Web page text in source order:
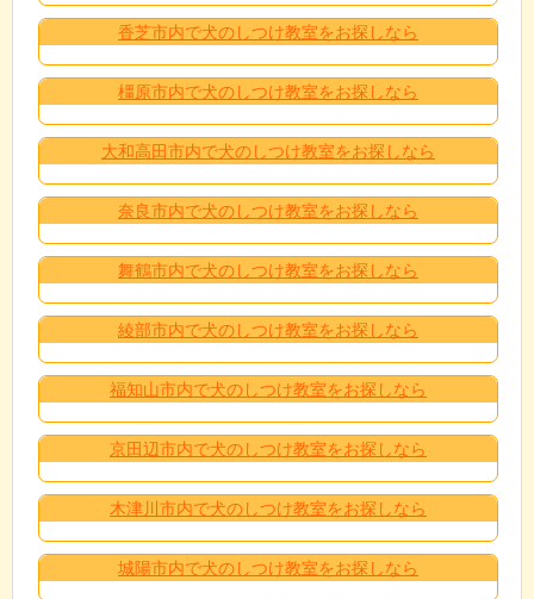
香芝市内で犬のしつけ教室をお探しなら
橿原市内で犬のしつけ教室をお探しなら
大和高田市内で犬のしつけ教室をお探しなら
奈良市内で犬のしつけ教室をお探しなら
舞鶴市内で犬のしつけ教室をお探しなら
綾部市内で犬のしつけ教室をお探しなら
福知山市内で犬のしつけ教室をお探しなら
京田辺市内で犬のしつけ教室をお探しなら
木津川市内で犬のしつけ教室をお探しなら
城陽市内で犬のしつけ教室をお探しなら